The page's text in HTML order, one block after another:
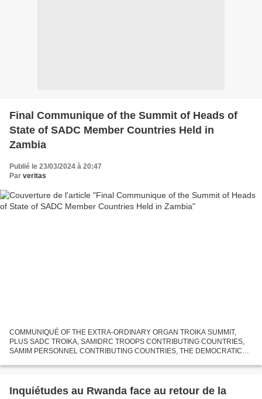
Final Communique of the Summit of Heads of
State of SADC Member Countries Held in
Zambia
Publié le 23/03/2024 à 20:47
Par veritas
COMMUNIQUÉ OF THE EXTRA-ORDINARY ORGAN TROIKA SUMMIT,
PLUS SADC TROIKA, SAMIDRC TROOPS CONTRIBUTING COUNTRIES,
SAMIM PERSONNEL CONTRIBUTING COUNTRIES, THE DEMOCRATIC
MARCH 2024 1. The Extra-Ordinary...
Inquiétudes au Rwanda face au retour de la